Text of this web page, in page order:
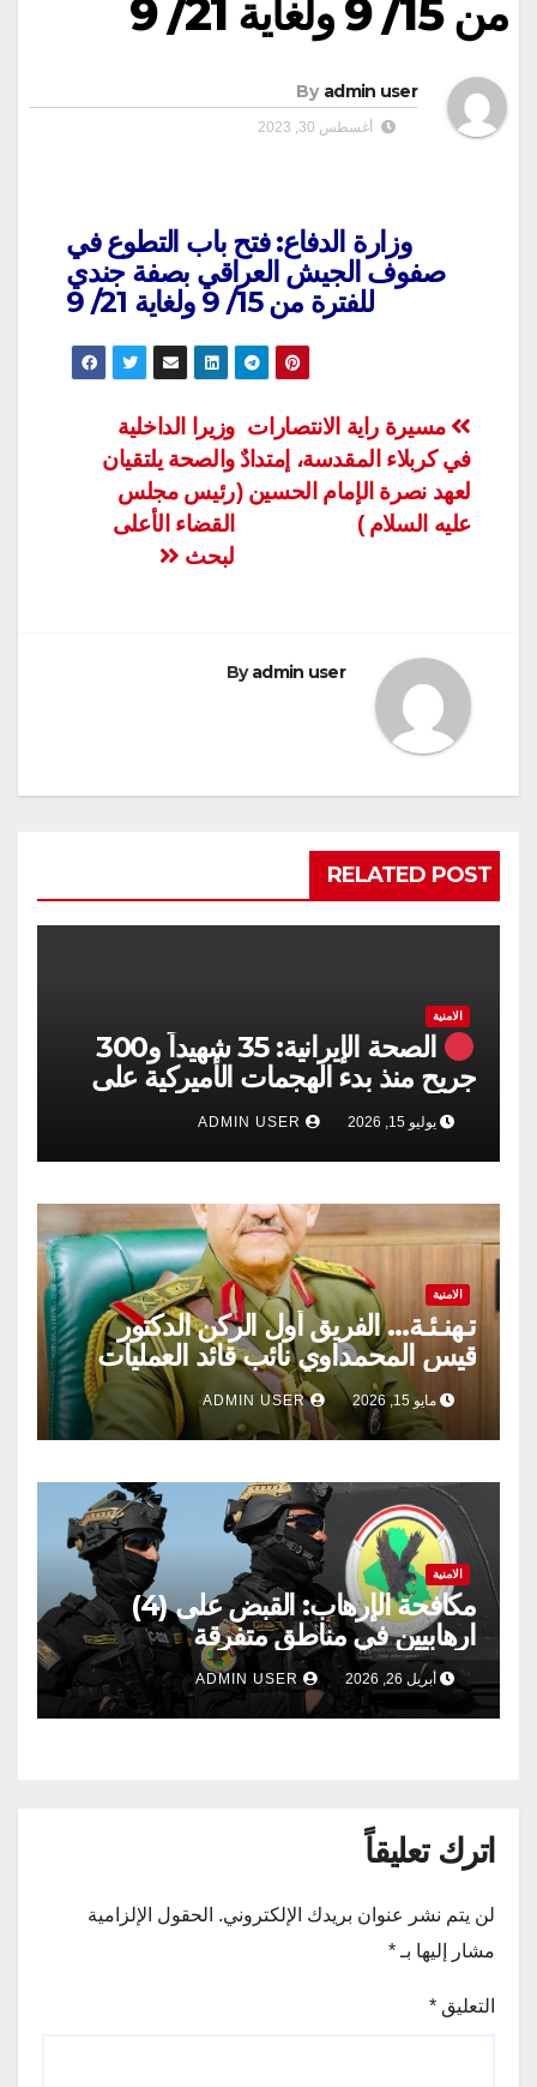
من 15/ 9 ولغاية 21/ 9
By admin user
أغسطس 30, 2023
وزارة الدفاع: فتح باب التطوع في
صفوف الجيش العراقي بصفة جندي
للفترة من 15/ 9 ولغاية 21/ 9
تصفّح
المقالات
وزيرا الداخلية
والصحة يلتقيان
رئيس مجلس
القضاء الأعلى
لبحث
مسيرة راية الانتصارات
في كربلاء المقدسة، إمتدادٌ
لعهد نصرة الإمام الحسين (
عليه السلام )
Byadmin user
RELATED POST
الامنية
الصحة الإيرانية: 35 شهيداً و300
جريح منذ بدء الهجمات الأميركية على
جنوبي البلاد
يوليو 15, 2026
الامنية
تـهنـئـة… الفريق أول الركن الدكتور
قيس المحمداوي نائب قائد العمليات
المشتركة ​دولة رئيس مجلس الوزراء،
القائد العام للقوات المسلحة الأستاذ
علي الزيدي المحترم.
مايو 15, 2026 ADMIN USER
الامنية
مكافحة الإرهاب: القبض على (4)
ارهابيين في مناطق متفرقة
أبريل 26, 2026 ADMIN USER
اترك تعليقاً
لن يتم نشر عنوان بريدك الإلكتروني. الحقول الإلزامية
مشار إليها بـ *
التعليق *